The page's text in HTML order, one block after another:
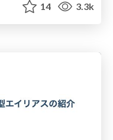
14 3.3k